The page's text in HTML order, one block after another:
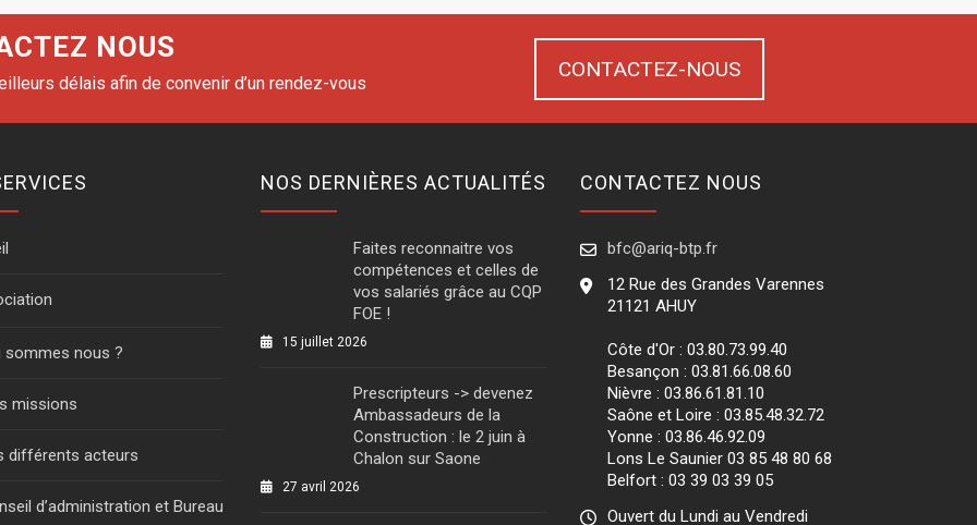
NOUS
délais afin de convenir d’un rendez-vous
CONTACTEZ-NOUS
sommes nous ?
missions
différents acteurs
d’administration et Bureau
NOS DERNIÈRES ACTUALITÉS
Faites reconnaitre vos
compétences et celles de
vos salariés grâce au CQP
FOE !
15 juillet 2026
Prescripteurs -> devenez
Ambassadeurs de la
Construction : le 2 juin à
Chalon sur Saone
27 avril 2026
CONTACTEZ NOUS
bfc@ariq-btp.fr
12 Rue des Grandes Varennes
21121 AHUY
Côte d'Or : 03.80.73.99.40
Besançon : 03.81.66.08.60
Nièvre : 03.86.61.81.10
Saône et Loire : 03.85.48.32.72
Yonne : 03.86.46.92.09
Lons Le Saunier 03 85 48 80 68
Belfort : 03 39 03 39 05
Ouvert du Lundi au Vendredi